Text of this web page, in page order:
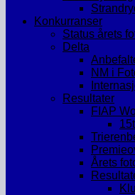
Konkurranser
Status årets
Delta
NM i
Resultater
FIAP
Årets